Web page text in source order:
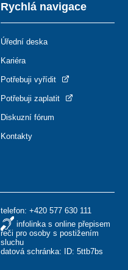
telefon: +420 577 630 111
infolinka s online přepisem
řeči pro osoby s postižením
sluchu
datová schránka: ID: 5ttb7bs
Rychlá navigace
Úřední deska
Kariéra
Potřebuji vyřídit
Potřebuji zaplatit
Diskuzní fórum
Kontakty